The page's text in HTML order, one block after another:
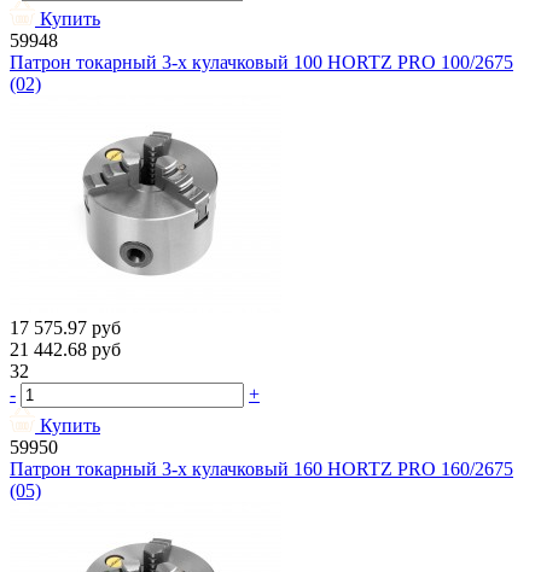
Купить
59948
Патрон токарный 3-х кулачковый 100 HORTZ PRO 100/2675
(02)
17 575.97 руб
21 442.68 руб
32
-
+
Купить
59950
Патрон токарный 3-х кулачковый 160 HORTZ PRO 160/2675
(05)